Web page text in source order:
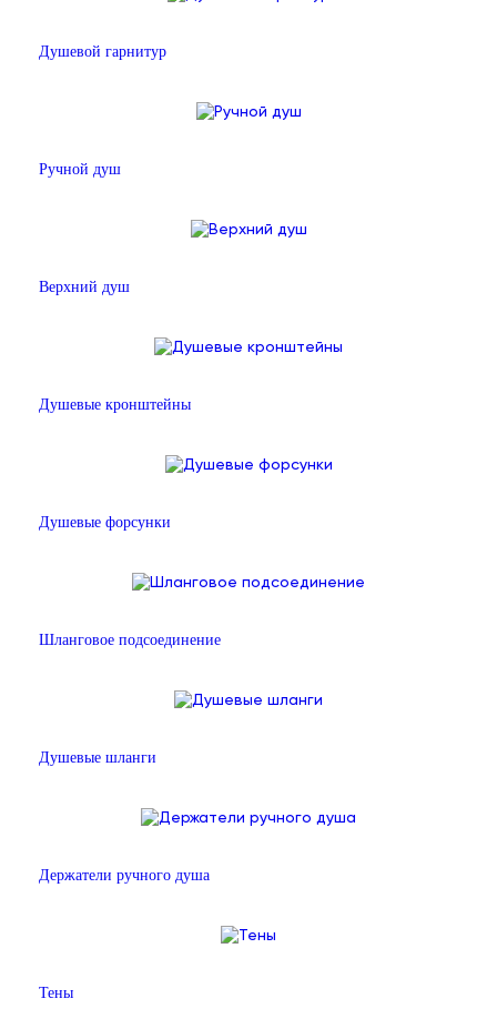
Душевой гарнитур
Ручной душ
Верхний душ
Душевые кронштейны
Душевые форсунки
Шланговое подсоединение
Душевые шланги
Держатели ручного душа
Тены